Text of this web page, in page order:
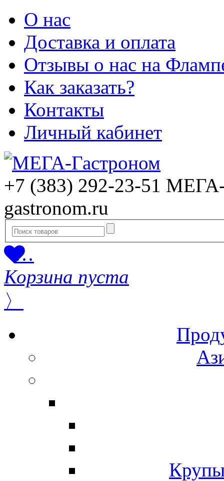
О нас
Доставка и оплата
Отзывы о нас на
Как заказать?
Контакты
Личный кабинет
+7 (383) 292-23-51 МЕГА-
gastronom.ru
…
Корзина пуста
〉